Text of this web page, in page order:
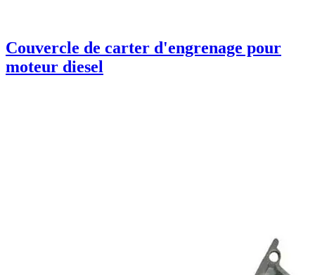
Couvercle de carter d'engrenage pour
moteur diesel